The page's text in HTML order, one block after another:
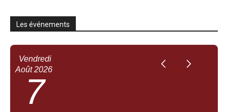
Les événements
Vendredi
Août 2026
7